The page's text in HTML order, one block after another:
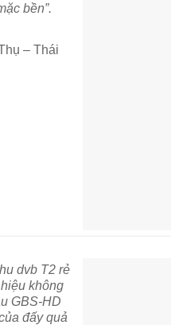
bền”.
– Thái
dvb T2 rẻ
không
GBS-HD
đấy quả